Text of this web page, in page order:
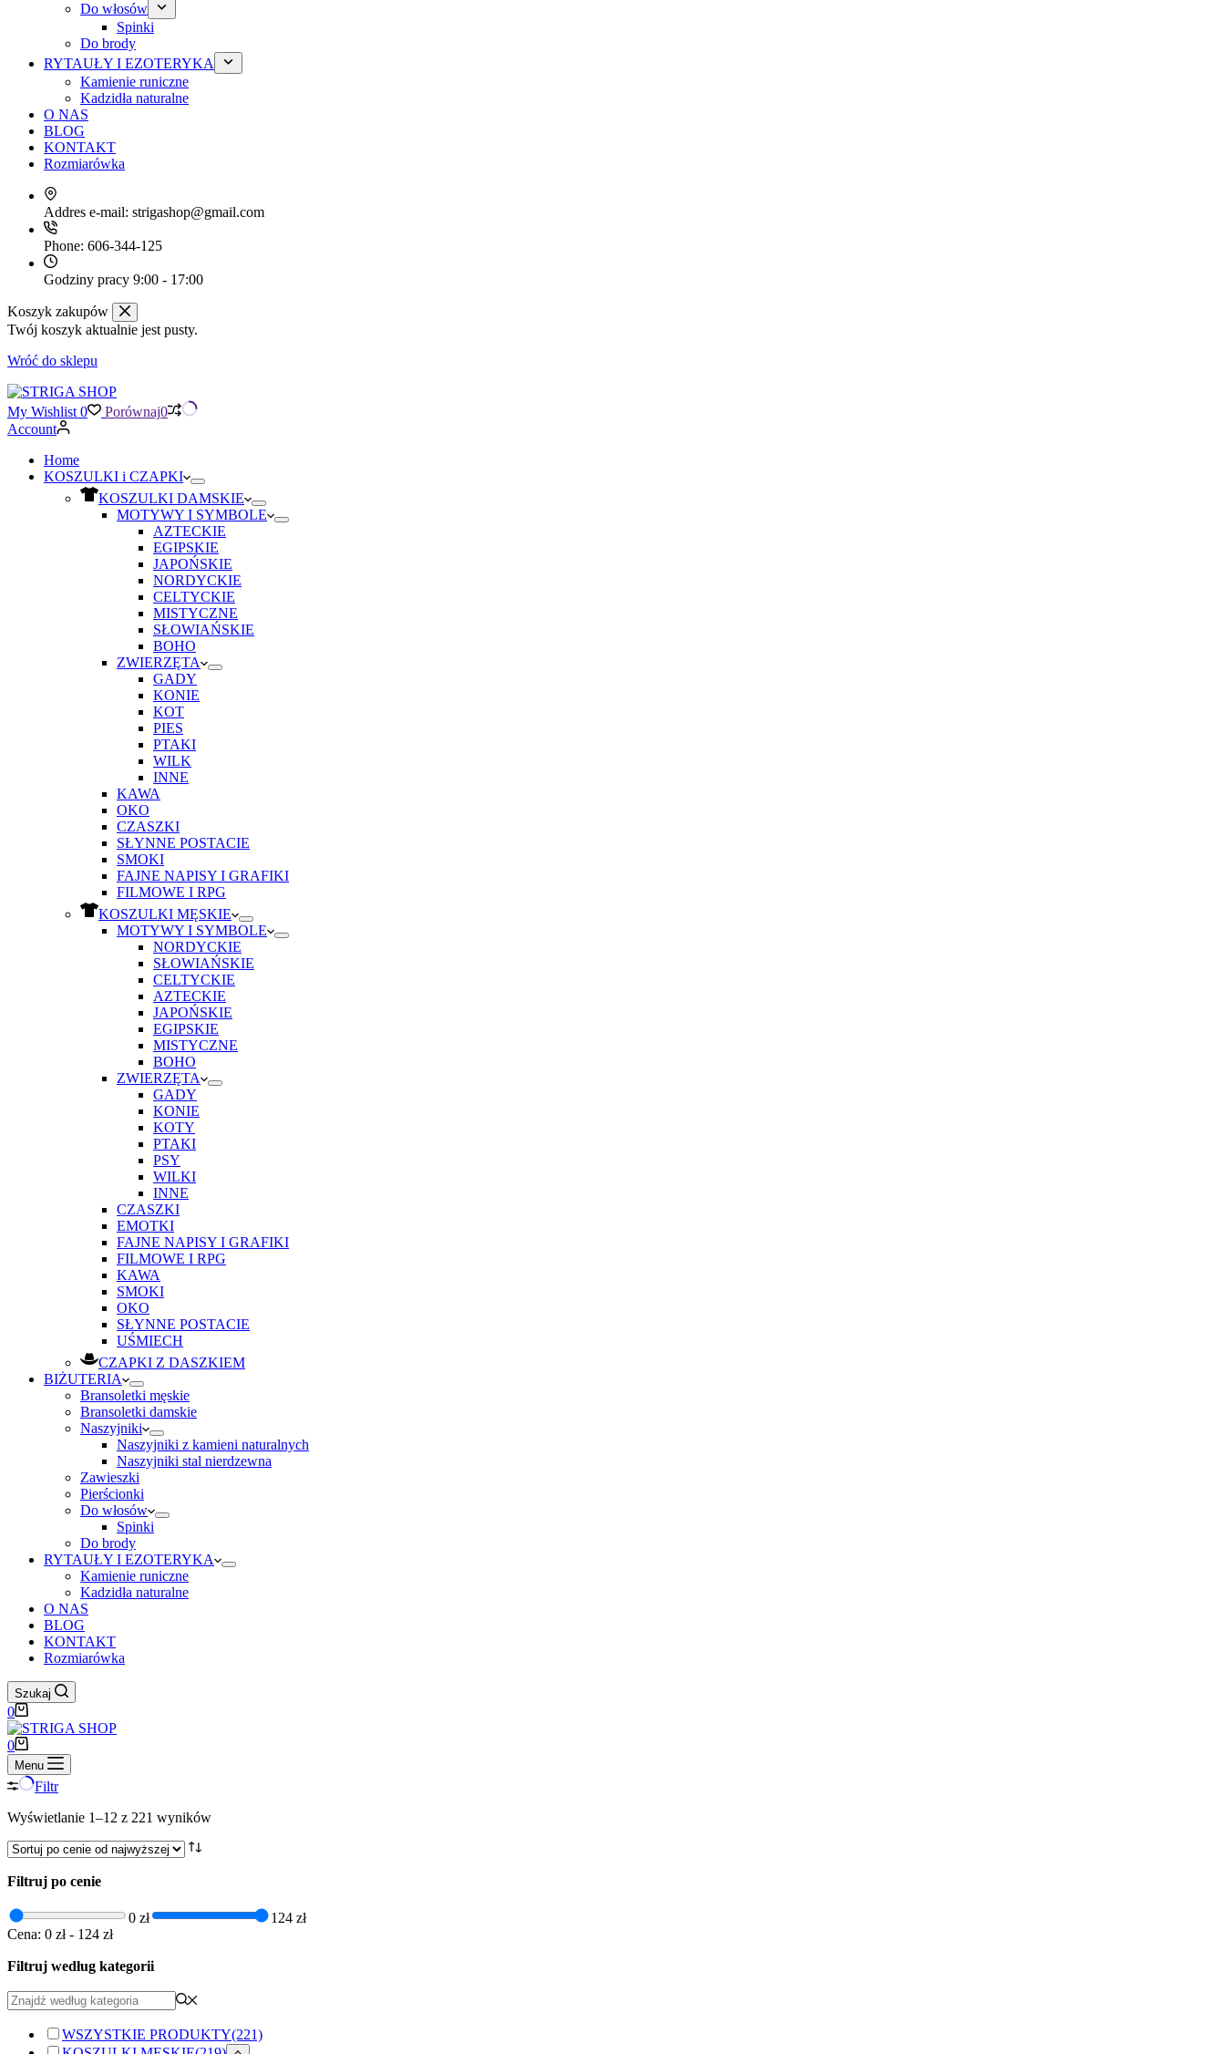
Do włosów
Spinki
Do brody
RYTAUŁY I EZOTERYKA
Kamienie runiczne
Kadzidła naturalne
O NAS
BLOG
KONTAKT
Rozmiarówka
Addres e-mail: strigashop@gmail.com
Phone: 606-344-125
Godziny pracy 9:00 - 17:00
Koszyk zakupów
Twój koszyk aktualnie jest pusty.
Wróć do sklepu
My Wishlist 0 Porównaj0
Account
Home
KOSZULKI i CZAPKI
KOSZULKI DAMSKIE
MOTYWY I SYMBOLE
AZTECKIE
EGIPSKIE
JAPOŃSKIE
NORDYCKIE
CELTYCKIE
MISTYCZNE
SŁOWIAŃSKIE
BOHO
ZWIERZĘTA
GADY
KONIE
KOT
PIES
PTAKI
WILK
INNE
KAWA
OKO
CZASZKI
SŁYNNE POSTACIE
SMOKI
FAJNE NAPISY I GRAFIKI
FILMOWE I RPG
KOSZULKI MĘSKIE
MOTYWY I SYMBOLE
NORDYCKIE
SŁOWIAŃSKIE
CELTYCKIE
AZTECKIE
JAPOŃSKIE
EGIPSKIE
MISTYCZNE
BOHO
ZWIERZĘTA
GADY
KONIE
KOTY
PTAKI
PSY
WILKI
INNE
CZASZKI
EMOTKI
FAJNE NAPISY I GRAFIKI
FILMOWE I RPG
KAWA
SMOKI
OKO
SŁYNNE POSTACIE
UŚMIECH
CZAPKI Z DASZKIEM
BIŻUTERIA
Bransoletki męskie
Bransoletki damskie
Naszyjniki
Naszyjniki z kamieni naturalnych
Naszyjniki stal nierdzewna
Zawieszki
Pierścionki
Do włosów
Spinki
Do brody
RYTAUŁY I EZOTERYKA
Kamienie runiczne
Kadzidła naturalne
O NAS
BLOG
KONTAKT
Rozmiarówka
Szukaj
Koszyk
0
Koszyk
0
Menu
Filtr
Wyświetlanie 1–12 z 221 wynikówPosortowane
niskiej
Filtruj po cenie
0 zł
124 zł
Cena: 0 zł- 124 zł
Filtruj według kategorii
WSZYSTKIE PRODUKTY(221)